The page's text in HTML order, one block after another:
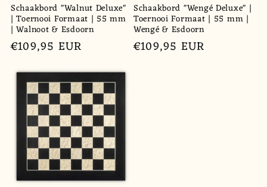
Schaakbord "Walnut Deluxe"
| Toernooi Formaat | 55 mm
| Walnoot & Esdoorn
Normale
€109,95 EUR
Schaakbord "Wengé Deluxe" |
Toernooi Formaat | 55 mm |
Wengé & Esdoorn
Normale
€109,95 EUR